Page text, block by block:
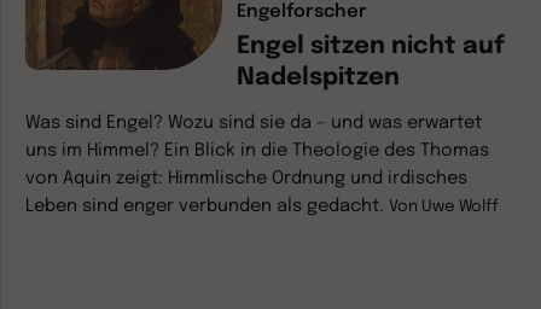
Engelforscher
Engel sitzen nicht auf
Nadelspitzen
Was sind Engel? Wozu sind sie da – und was erwartet
uns im Himmel? Ein Blick in die Theologie des Thomas
von Aquin zeigt: Himmlische Ordnung und irdisches
Leben sind enger verbunden als gedacht. Von Uwe Wolff